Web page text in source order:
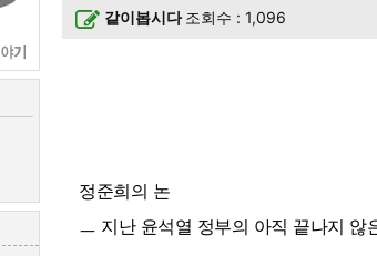
같이봅시다조회수 : 1,096
정준희의 논
ㅡ 지난 윤석열 정부의 아직 끝나지 않